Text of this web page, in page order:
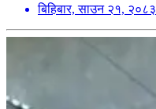
बिहिबार, साउन २१, २०८३